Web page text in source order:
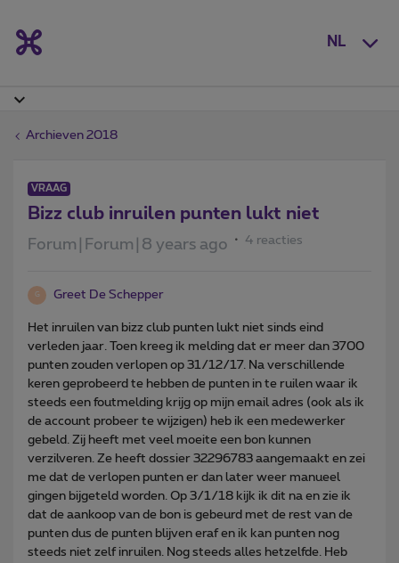
NL
Archieven 2018
VRAAG
Bizz club inruilen punten lukt niet
Forum|Forum|8 years ago 4 reacties
G Greet De Schepper
Het inruilen van bizz club punten lukt niet sinds eind
verleden jaar. Toen kreeg ik melding dat er meer dan 3700
punten zouden verlopen op 31/12/17. Na verschillende
keren geprobeerd te hebben de punten in te ruilen waar ik
steeds een foutmelding krijg op mijn email adres (ook als ik
de account probeer te wijzigen) heb ik een medewerker
gebeld. Zij heeft met veel moeite een bon kunnen
verzilveren. Ze heeft dossier 32296783 aangemaakt en zei
me dat de verlopen punten er dan later weer manueel
gingen bijgeteld worden. Op 3/1/18 kijk ik dit na en zie ik
dat de aankoop van de bon is gebeurd met de rest van de
punten dus de punten blijven eraf en ik kan punten nog
steeds niet zelf inruilen. Nog steeds alles hetzelfde. Heb